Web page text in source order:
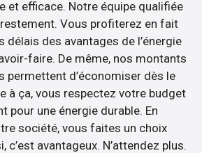
et efficace. Notre équipe qualifiée
Vous profiterez en fait
délais des avantages de l’énergie
faire. De même, nos montants
permettent d’économiser dès le
à ça, vous respectez votre budget
pour une énergie durable. En
société, vous faites un choix
c’est avantageux. N’attendez plus.